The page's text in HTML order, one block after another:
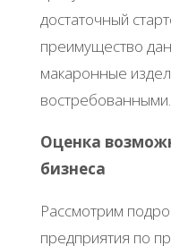
достаточный
преимущество
макаронные
востребованными.
Оценка
бизнеса
Рассмотрим
предприятия по